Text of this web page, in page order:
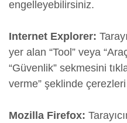
engelleyebilirsiniz.
Internet Explorer:
yer alan “Tool” veya
“Güvenlik” sekmesini
verme” şeklinde
Mozilla Firefox: